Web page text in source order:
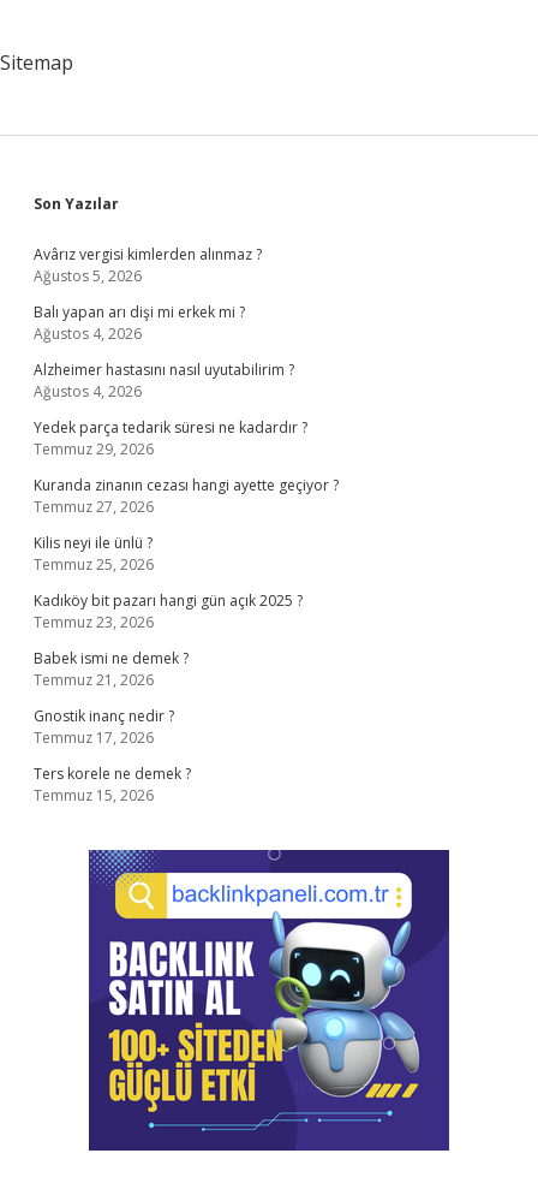
Sitemap
Sidebar
Son Yazılar
Avârız vergisi kimlerden alınmaz ?
Ağustos 5, 2026
Balı yapan arı dişi mi erkek mi ?
Ağustos 4, 2026
Alzheimer hastasını nasıl uyutabilirim ?
Ağustos 4, 2026
Yedek parça tedarik süresi ne kadardır ?
Temmuz 29, 2026
Kuranda zinanın cezası hangi ayette geçiyor ?
Temmuz 27, 2026
Kilis neyi ile ünlü ?
Temmuz 25, 2026
Kadıköy bit pazarı hangi gün açık 2025 ?
Temmuz 23, 2026
Babek ismi ne demek ?
Temmuz 21, 2026
Gnostik inanç nedir ?
Temmuz 17, 2026
Ters korele ne demek ?
Temmuz 15, 2026